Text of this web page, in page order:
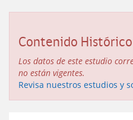
Contenido Histórico
Los datos de este estudio
no están vigentes.
Revisa nuestros estudios y